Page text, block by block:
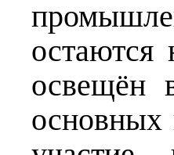
остаются
освещён
основных